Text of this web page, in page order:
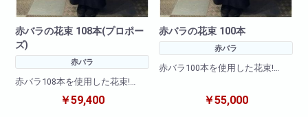
赤バラの花束 108本(プロポー
ズ)
赤バラ
赤バラ108本を使用した花束!
花言葉は【結婚して下さい】プ
￥59,400
赤バラの花束 100本
赤バラ
赤バラ100本を使用した花束!
パクト抜群!大切な方への贈り物
￥55,000